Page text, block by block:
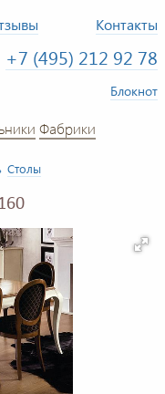
Контакты
+7 (495) 212 92 78
Блокнот
Фабрики
Столы